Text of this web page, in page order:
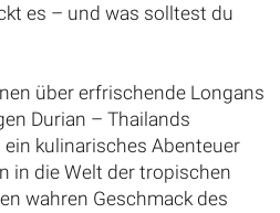
es – und was solltest du
über erfrischende Longans
Durian – Thailands
kulinarisches Abenteuer
in die Welt der tropischen
wahren Geschmack des